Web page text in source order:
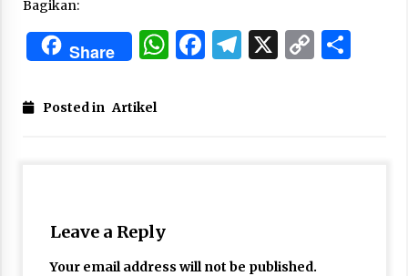
Bagikan:
Share WhatsApp
Facebook
Telegram
X Copy
Posted in Artikel
Leave a Reply
Your email address will not be published.